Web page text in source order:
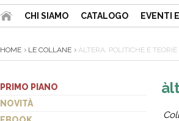
CHI SIAMO CATALOGO EVENTI
HOME LE COLLANE ÀLTERA. POLITICHE E
PRIMO PIANO
NOVITÀ